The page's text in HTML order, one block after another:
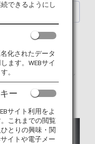
ニュー
ける機内食をご案内し
できるようにし
化されたデータ
ます。WEBサイ
。
ー
サイト利用をよ
これまでの閲覧
とりの興味・関
イトや電子メー